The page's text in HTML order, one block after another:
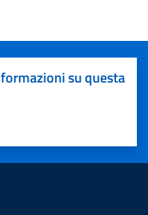
su questa
5